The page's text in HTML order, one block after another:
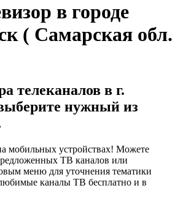
в городе
( Самарская обл.
телеканалов в г.
нужный из
мобильных устройствах! Можете
ТВ каналов или
меню для уточнения тематики
каналы ТВ бесплатно и в